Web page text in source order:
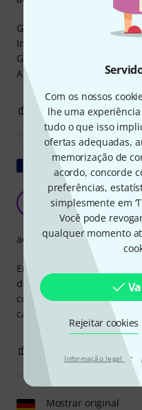
Com os nossos
lhe uma
tudo o que isso
ofertas adequadas,
memorização de
acordo, concorde
preferências,
simplesmente em
Você pode
qualquer momento
Rejeitar cookies
Informação legal ·
Gaat al meer dan 10 jaar
In combinatie met Tente
Goed formaat, niet te hoog
Aanrader
0 0
Mostrar original
Indispensável,
Empilhei 10m de estrutura
dois desses carrinhos, e
consigo me imaginar sem
cansaço poupado!
acabamento
Mostrar original